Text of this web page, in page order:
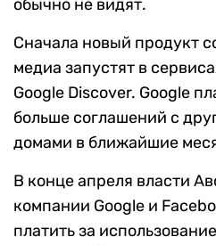
обычно не видят.
Сначала новый продукт
медиа запустят в
Google Discover. Google
больше соглашений с
домами в ближайшие
В конце апреля власти
компании Google и
платить за